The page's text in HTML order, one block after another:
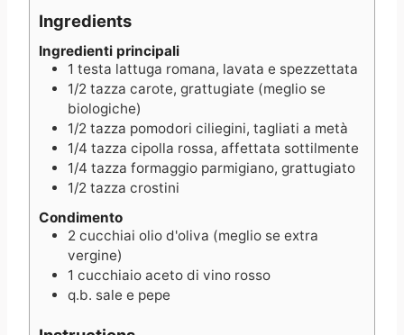
t
e
s
s
Ingredients
Ingredienti principali
1 testa lattuga romana, lavata e spezzettata
1/2 tazza carote, grattugiate (meglio se
biologiche)
1/2 tazza pomodori ciliegini, tagliati a metà
1/4 tazza cipolla rossa, affettata sottilmente
1/4 tazza formaggio parmigiano, grattugiato
1/2 tazza crostini
Condimento
2 cucchiai olio d'oliva (meglio se extra
vergine)
1 cucchiaio aceto di vino rosso
q.b. sale e pepe